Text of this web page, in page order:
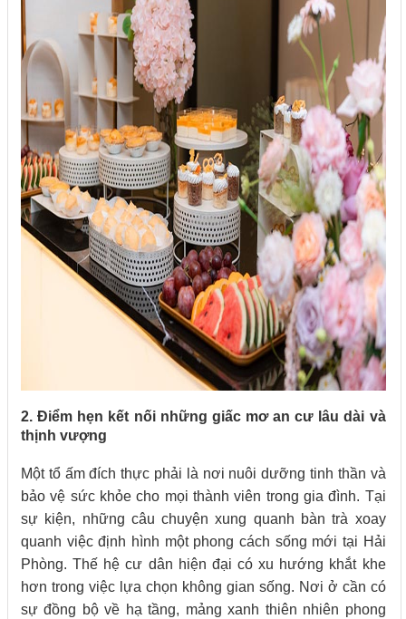
2. Điểm hẹn kết nối những giấc mơ an cư lâu dài và
thịnh vượng
Một tổ ấm đích thực phải là nơi nuôi dưỡng tinh thần và
bảo vệ sức khỏe cho mọi thành viên trong gia đình. Tại
sự kiện, những câu chuyện xung quanh bàn trà xoay
quanh việc định hình một phong cách sống mới tại Hải
Phòng. Thế hệ cư dân hiện đại có xu hướng khắt khe
hơn trong việc lựa chọn không gian sống. Nơi ở cần có
sự đồng bộ về hạ tầng, mảng xanh thiên nhiên phong